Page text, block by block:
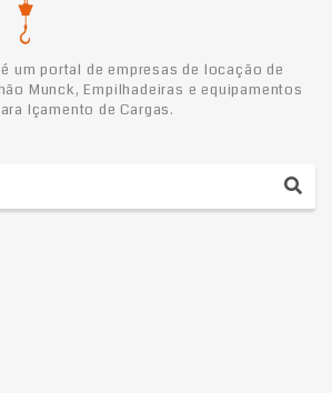
um portal de empresas de locação de
Munck, Empilhadeiras e equipamentos
Içamento de Cargas.